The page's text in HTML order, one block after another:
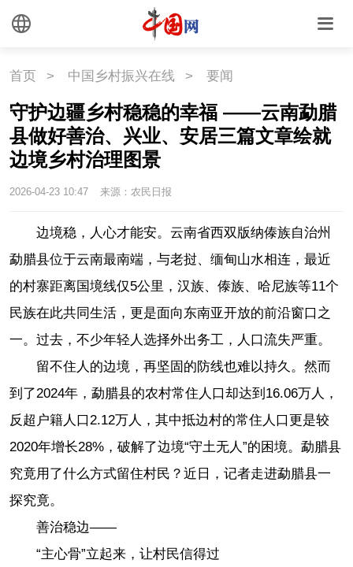
首页 > 中国乡村振兴在线 > 要闻
守护边疆乡村稳稳的幸福 ——云南勐腊
县做好善治、兴业、安居三篇文章绘就
边境乡村治理图景
2026-04-23 10:47 来源：农民日报
边境稳，人心才能安。云南省西双版纳傣族自治州
勐腊县位于云南最南端，与老挝、缅甸山水相连，最近
的村寨距离国境线仅5公里，汉族、傣族、哈尼族等11个
民族在此共同生活，更是面向东南亚开放的前沿窗口之
一。过去，不少年轻人选择外出务工，人口流失严重。
留不住人的边境，再坚固的防线也难以持久。然而
到了2024年，勐腊县的农村常住人口却达到16.06万人，
反超户籍人口2.12万人，其中抵边村的常住人口更是较
2020年增长28%，破解了边境“守土无人”的困境。勐腊县
究竟用了什么方式留住村民？近日，记者走进勐腊县一
探究竟。
善治稳边——
“主心骨”立起来，让村民信得过